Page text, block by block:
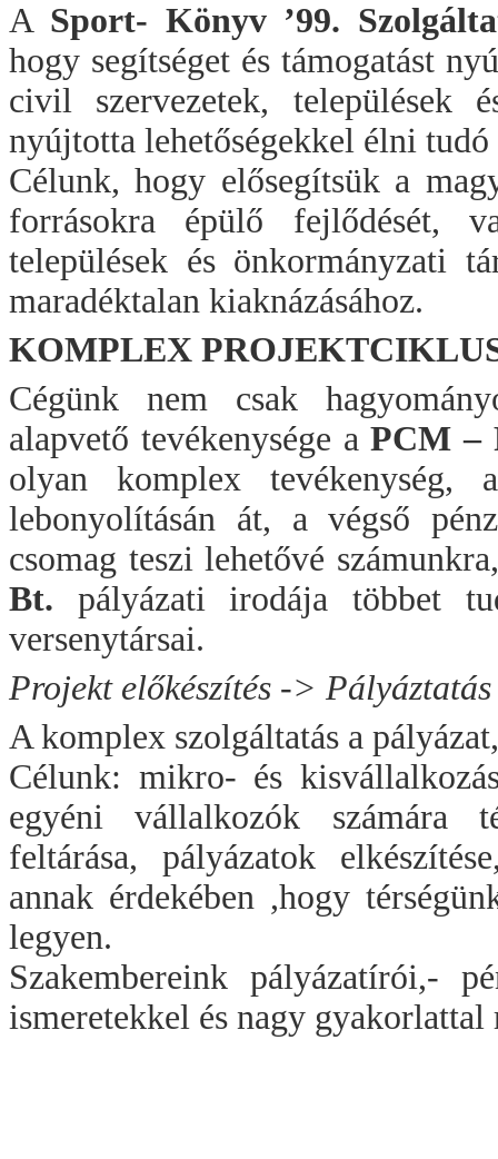
A Sport- Könyv’99.
hogy segítséget és támogatást
civil szervezetek, települések
nyújtotta lehetőségekkel élni
Célunk, hogy elősegítsük a
forrásokra épülő fejlődését,
települések és önkormányzati
maradéktalan kiaknázásához.
KOMPLEX
Cégünk nem csak
alapvető tevékenysége aPCM –
olyan komplex tevékenység,
lebonyolításán át, a végső
csomag teszi lehetővé
Bt. pályázati irodája többet
versenytársai.
Projekt előkészítés ->
A komplex szolgáltatás a
Célunk: mikro- és
egyéni vállalkozók számára
feltárása, pályázatok
annak érdekében ,hogy
legyen.
Szakembereink pályázatírói,-
ismeretekkel és nagy gyakorlattal